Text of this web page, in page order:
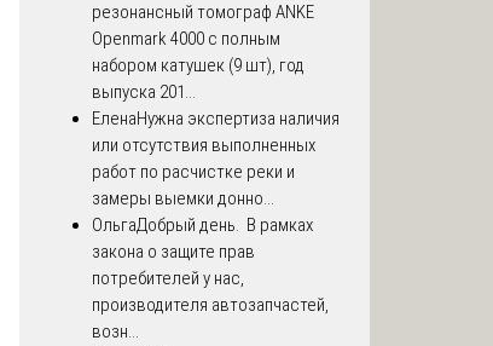
резонансный томограф ANKE
Openmark 4000 с полным
набором катушек (9 шт), год
выпуска 201...
ЕленаНужна экспертиза наличия
или отсутствия выполненных
работ по расчистке реки и
замеры выемки донно...
ОльгаДобрый день. В рамках
закона о защите прав
потребителей у нас,
производителя автозапчастей,
возн...